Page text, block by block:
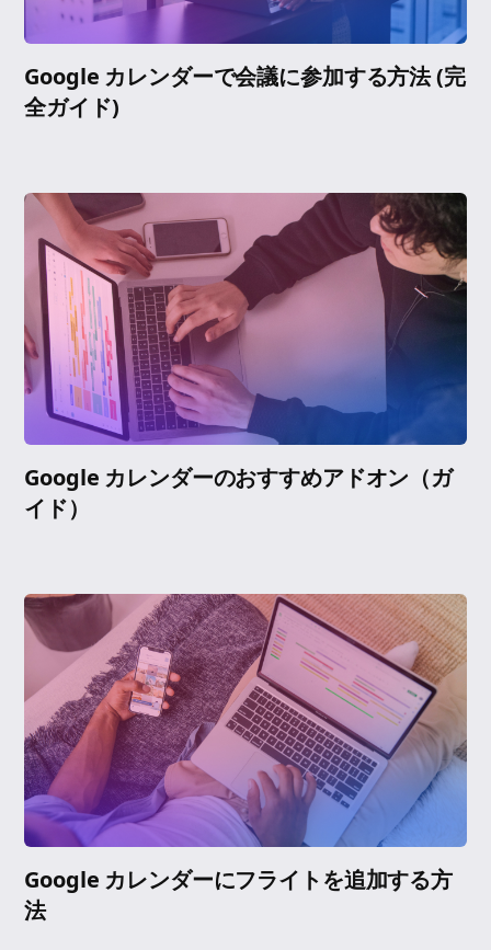
Google カレンダーで会議に参加する方法 (完
全ガイド)
Google カレンダーのおすすめアドオン（ガ
イド）
Google カレンダーにフライトを追加する方
法